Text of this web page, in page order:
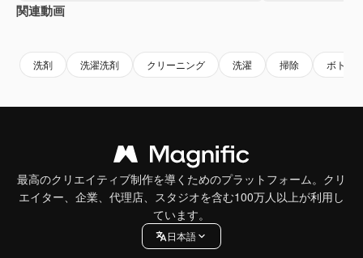
関連動画
洗剤 洗濯洗剤 クリーニング 洗濯 掃除 ボトル
最高のクリエイティブ制作を導くためのプラットフォーム。クリ
エイター、企業、代理店、スタジオを含む100万人以上が利用し
ています。
日本語